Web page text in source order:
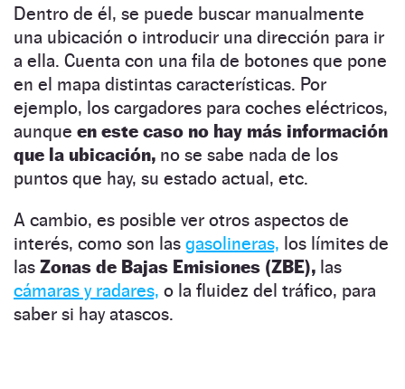
Dentro de él, se puede buscar manualmente
una ubicación o introducir una dirección para ir
a ella. Cuenta con una fila de botones que pone
en el mapa distintas características. Por
ejemplo, los cargadores para coches eléctricos,
aunque en este caso no hay más información
que la ubicación, no se sabe nada de los
puntos que hay, su estado actual, etc.
A cambio, es posible ver otros aspectos de
interés, como son las gasolineras, los límites de
las Zonas de Bajas Emisiones (ZBE), las
cámaras y radares, o la fluidez del tráfico, para
saber si hay atascos.